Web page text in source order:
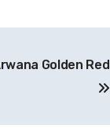
Golden Red